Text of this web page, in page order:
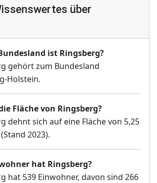
über
ist Ringsberg?
gehört zum Bundesland
Holstein.
Fläche von Ringsberg?
dehnt sich auf eine Fläche von 5,25
2023).
hat Ringsberg?
hat 539 Einwohner, davon sind 266